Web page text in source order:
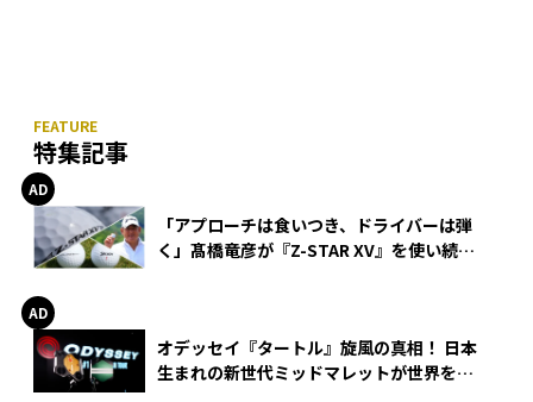
特集記事
「アプローチは食いつき、ドライバーは弾
く」髙橋竜彦が『Z-STAR XV』を使い続け
オデッセイ『タートル』旋風の真相！ 日本
生まれの新世代ミッドマレットが世界を席